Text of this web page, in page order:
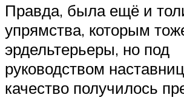
Правда, была ещё и
упрямства, которым
эрдельтерьеры, но под
руководством
качество получилось